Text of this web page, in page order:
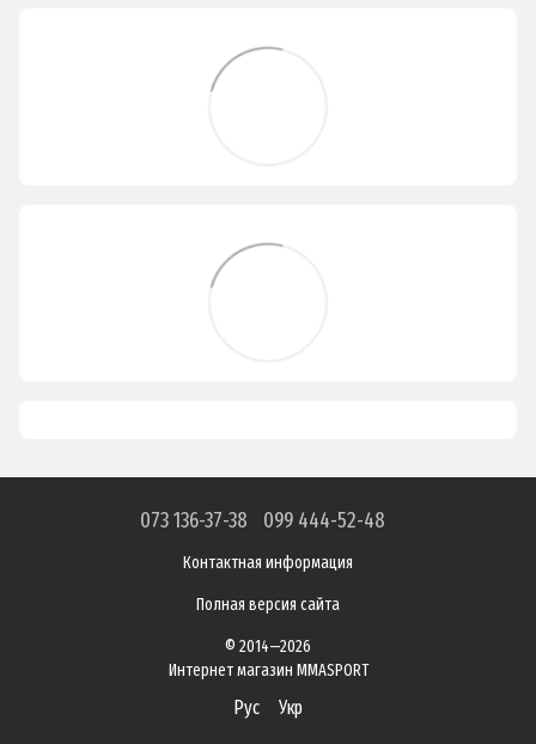
073 136-37-38 099 444-52-48
Контактная информация
Полная версия сайта
© 2014—2026
Интернет магазин MMASPORT
Рус Укр